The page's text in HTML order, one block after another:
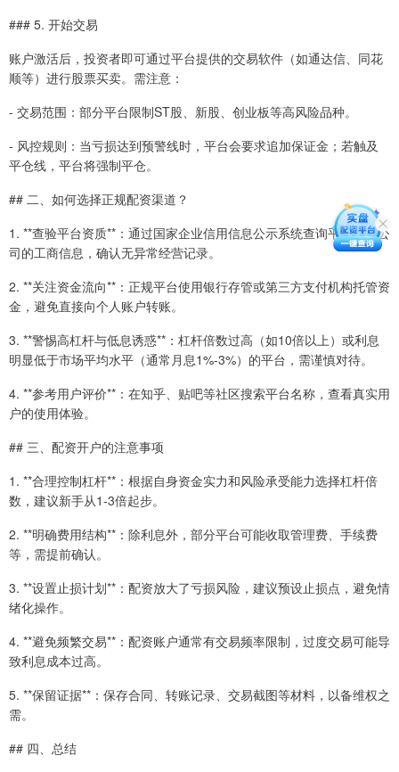
### 5. 开始交易
账户激活后，投资者即可通过平台提供的交易软件（如通达信、同花
顺等）进行股票买卖。需注意：
- 交易范围：部分平台限制ST股、新股、创业板等高风险品种。
- 风控规则：当亏损达到预警线时，平台会要求追加保证金；若触及
平仓线，平台将强制平仓。
## 二、如何选择正规配资渠道？
1. **查验平台资质**：通过国家企业信用信息公示系统查询平台运营公
司的工商信息，确认无异常经营记录。
2. **关注资金流向**：正规平台使用银行存管或第三方支付机构托管资
金，避免直接向个人账户转账。
3. **警惕高杠杆与低息诱惑**：杠杆倍数过高（如10倍以上）或利息
明显低于市场平均水平（通常月息1%-3%）的平台，需谨慎对待。
4. **参考用户评价**：在知乎、贴吧等社区搜索平台名称，查看真实用
户的使用体验。
## 三、配资开户的注意事项
1. **合理控制杠杆**：根据自身资金实力和风险承受能力选择杠杆倍
数，建议新手从1-3倍起步。
2. **明确费用结构**：除利息外，部分平台可能收取管理费、手续费
等，需提前确认。
3. **设置止损计划**：配资放大了亏损风险，建议预设止损点，避免情
绪化操作。
4. **避免频繁交易**：配资账户通常有交易频率限制，过度交易可能导
致利息成本过高。
5. **保留证据**：保存合同、转账记录、交易截图等材料，以备维权之
需。
## 四、总结